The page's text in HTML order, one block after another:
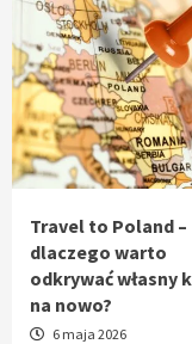
4
Czy
5
1
Travel
Travel to Poland –
dlaczego warto
odkrywać własny
na nowo?
6 maja 2026